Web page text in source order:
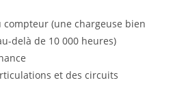
compteur (une chargeuse bien
delà de 10 000 heures)
et des circuits